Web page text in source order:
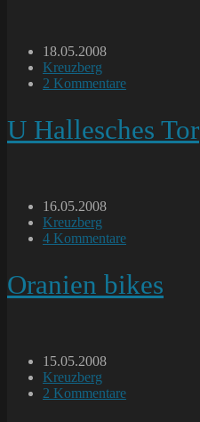
Beitrag
veröffentlicht:
18.05.2008
Beitrags-
Kategorie:
Kreuzberg
Beitrags-
2 Kommentare
U Hallesches Tor
Beitrag
veröffentlicht:
16.05.2008
Beitrags-
Kategorie:
Kreuzberg
Beitrags-
4 Kommentare
Oranien bikes
Beitrag
veröffentlicht:
15.05.2008
Beitrags-
Kategorie:
Kreuzberg
Beitrags-
2 Kommentare